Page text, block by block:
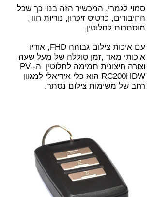
סמוי לגמרי, המכשיר הזה בנוי כך שכל
החיבורים, כרטיס זיכרון, נוריות חווי,
מוסתרות לחלוטין.
עם איכות צילום גבוהה FHD, אודיו
איכותי מאד ,זמן סוללה של מעל שעה
וצורה חיצונית תמימה לחלוטין ה-PV-
RC200HDW הוא כלי אידיאלי למגוון
רחב של משימות צילום נסתר.